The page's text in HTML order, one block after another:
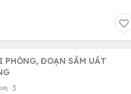
ĐOẠN SẦM UẤT
3